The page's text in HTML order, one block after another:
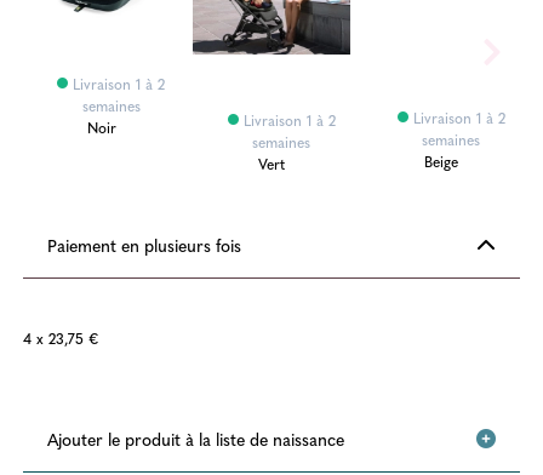
Livraison 1 à 2
semaines
Noir
Livraison 1 à 2
semaines
Vert
Livraison 1 à 2
semaines
Beige
Paiement en plusieurs fois
4 x 23,75 €
Ajouter le produit à la liste de naissance